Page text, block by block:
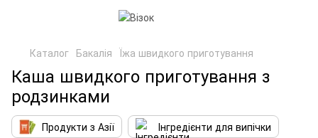
Каталог Бакалія Їжа швидкого приготування
Каша швидкого приготування з
родзинками
Продукти з Азії
Інгредієнти для випічки